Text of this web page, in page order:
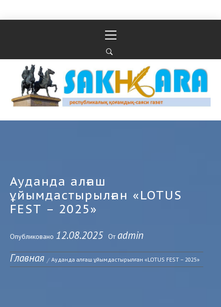
Перейти к содержимому
меню
Республикалық қоғамдық-саяси газеті
Ауданда алғаш
ұйымдастырылған «LOTUS
FEST – 2025»
Опубликовано 12.08.2025 От admin
Главная
Ауданда алғаш ұйымдастырылған «LOTUS FEST – 2025»